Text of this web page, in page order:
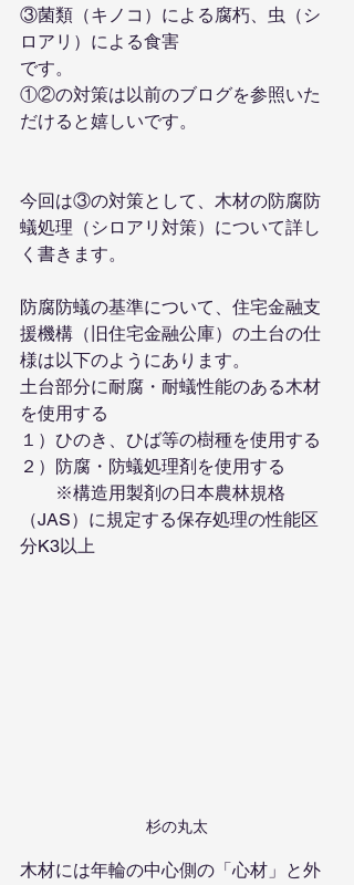
③菌類（キノコ）による腐朽、虫（シ
ロアリ）による食害
です。
①②の対策は以前のブログを参照いた
だけると嬉しいです。
今回は③の対策として、木材の防腐防
蟻処理（シロアリ対策）について詳し
く書きます。
防腐防蟻の基準について、住宅金融支
援機構（旧住宅金融公庫）の土台の仕
様は以下のようにあります。
土台部分に耐腐・耐蟻性能のある木材
を使用する
１）ひのき、ひば等の樹種を使用する
２）防腐・防蟻処理剤を使用する
※構造用製剤の日本農林規格
（JAS）に規定する保存処理の性能区
分K3以上
杉の丸太
木材には年輪の中心側の「心材」と外